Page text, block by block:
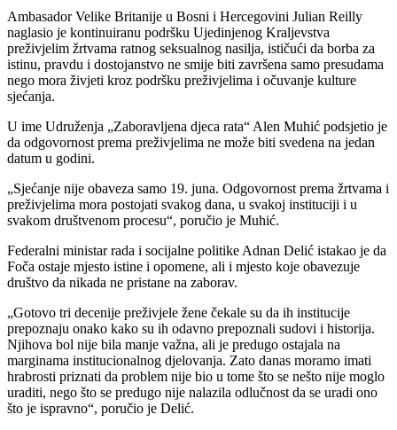
Ambasador Velike Britanije u Bosni i Hercegovini Julian Reilly
naglasio je kontinuiranu podršku Ujedinjenog Kraljevstva
preživjelim žrtvama ratnog seksualnog nasilja, ističući da borba za
istinu, pravdu i dostojanstvo ne smije biti završena samo presudama
nego mora živjeti kroz podršku preživjelima i očuvanje kulture
sjećanja.
U ime Udruženja „Zaboravljena djeca rata“ Alen Muhić podsjetio je
da odgovornost prema preživjelima ne može biti svedena na jedan
datum u godini.
„Sjećanje nije obaveza samo 19. juna. Odgovornost prema žrtvama i
preživjelima mora postojati svakog dana, u svakoj instituciji i u
svakom društvenom procesu“, poručio je Muhić.
Federalni ministar rada i socijalne politike Adnan Delić istakao je da
Foča ostaje mjesto istine i opomene, ali i mjesto koje obavezuje
društvo da nikada ne pristane na zaborav.
„Gotovo tri decenije preživjele žene čekale su da ih institucije
prepoznaju onako kako su ih odavno prepoznali sudovi i historija.
Njihova bol nije bila manje važna, ali je predugo ostajala na
marginama institucionalnog djelovanja. Zato danas moramo imati
hrabrosti priznati da problem nije bio u tome što se nešto nije moglo
uraditi, nego što se predugo nije nalazila odlučnost da se uradi ono
što je ispravno“, poručio je Delić.